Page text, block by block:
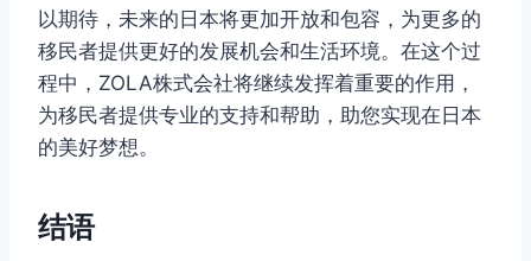
以期待，未来的日本将更加开放和包容，为更多的
移民者提供更好的发展机会和生活环境。在这个过
程中，ZOLA株式会社将继续发挥着重要的作用，
为移民者提供专业的支持和帮助，助您实现在日本
的美好梦想。
结语